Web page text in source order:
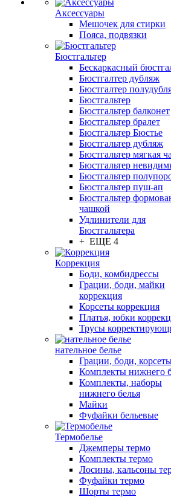
Аксессуары
Мешочек для стирки
Пояса, подвязки
Бюстгальтер
Бескаркасный
Бюстгалтер дубляж
Бюстгалтер
Бюстгальтер
Бюстгальтер балконет
Бюстгальтер бралет
Бюстгальтер Бюстье
Бюстгальтер дубляж
Бюстгальтер мягкая
Бюстгальтер
Бюстгальтер
Бюстгальтер пуш-ап
Бюстгальтер
чашкой
Удлинители для
Бюстгальтера
+ ЕЩЕ 4
Коррекция
Боди, комбидрессы
Грации, боди, майки
коррекция
Корсеты коррекция
Платья, юбки
Трусы
нательное белье
Грации, боди,
Комплекты нижнего
Комплекты, наборы
нижнего белья
Майки
Фуфайки бельевые
Термобелье
Джемперы термо
Комплекты термо
Лосины, кальсоны
Фуфайки термо
Шорты термо